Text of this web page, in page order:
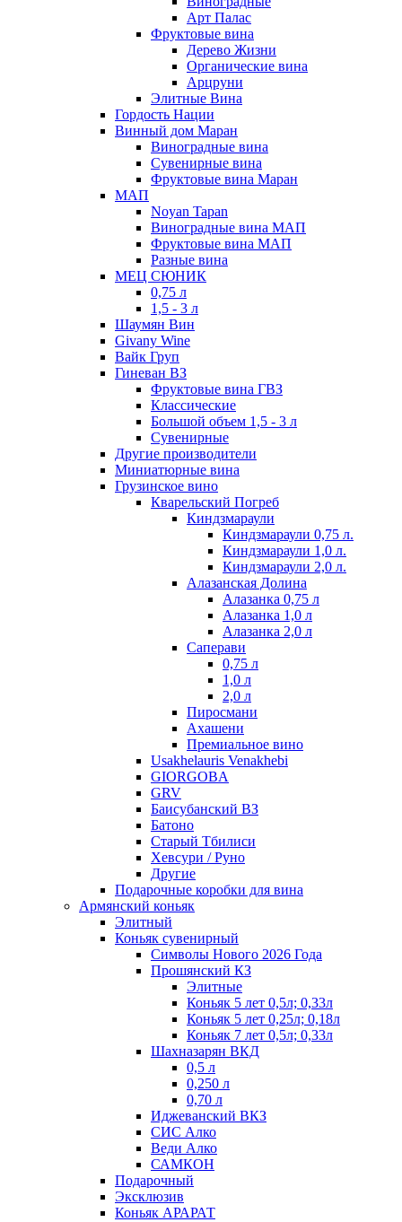
Арт Палас
Фруктовые вина
Дерево Жизни
Органические вина
Арцруни
Элитные Вина
Гордость Нации
Винный дом Маран
Виноградные вина
Сувенирные вина
Фруктовые вина Маран
МАП
Noyan Tapan
Виноградные вина МАП
Фруктовые вина МАП
Разные вина
МЕЦ СЮНИК
0,75 л
1,5 - 3 л
Шаумян Вин
Givany Wine
Вайк Груп
Гиневан ВЗ
Фруктовые вина ГВЗ
Классические
Большой объем 1,5 - 3 л
Сувенирные
Другие производители
Миниатюрные вина
Грузинское вино
Кварельский Погреб
Киндзмараули
Киндзмараули 0,75 л.
Киндзмараули 1,0 л.
Киндзмараули 2,0 л.
Алазанская Долина
Алазанка 0,75 л
Алазанка 1,0 л
Алазанка 2,0 л
Саперави
0,75 л
1,0 л
2,0 л
Пиросмани
Ахашени
Премиальное вино
Usakhelauris Venakhebi
GIORGOBA
GRV
Баисубанский ВЗ
Батоно
Старый Тбилиси
Хевсури / Руно
Другие
Подарочные коробки для вина
Армянский коньяк
Элитный
Коньяк сувенирный
Символы Нового 2026 Года
Прошянский КЗ
Элитные
Коньяк 5 лет 0,5л; 0,33л
Коньяк 5 лет 0,25л; 0,18л
Коньяк 7 лет 0,5л; 0,33л
Шахназарян ВКД
0,5 л
0,250 л
0,70 л
Иджеванский ВКЗ
СИС Алко
Веди Алко
САМКОН
Подарочный
Эксклюзив
Коньяк АРАРАТ